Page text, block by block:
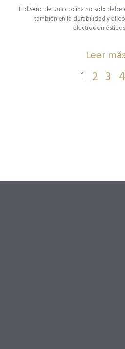
El diseño de una cocina no solo debe
también en la durabilidad y el
Leer
1 2 3 4